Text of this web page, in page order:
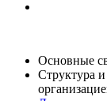
Основные
Структура